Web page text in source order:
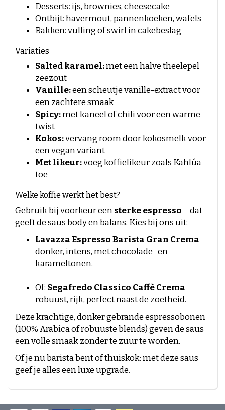
Desserts: ijs, brownies, cheesecake
Ontbijt: havermout, pannenkoeken, wafels
Bakken: vulling of swirl in cakebeslag
Variaties
Salted karamel:met een halve theelepel
zeezout
Vanille:een scheutje vanille-extract voor
een zachtere smaak
Spicy:met kaneel of chili voor een warme
twist
Kokos:vervang room door kokosmelk voor
een vegan variant
Met likeur:voeg koffielikeur zoals Kahlúa
toe
Welke koffie werkt het best?
Gebruik bij voorkeur eensterke espresso – dat
geeft de saus body en balans. Kies bij ons uit:
Lavazza Espresso Barista Gran Crema –
donker, intens, met chocolade- en
karameltonen.
Of: Segafredo Classico Caffè Crema –
robuust, rijk, perfect naast de zoetheid.
Deze krachtige, donker gebrande espressobonen
(100% Arabica of robuuste blends) geven de saus
een volle smaak zonder te zuur te worden.
Of je nu barista bent of thuiskok: met deze saus
geef je alles een luxe upgrade.